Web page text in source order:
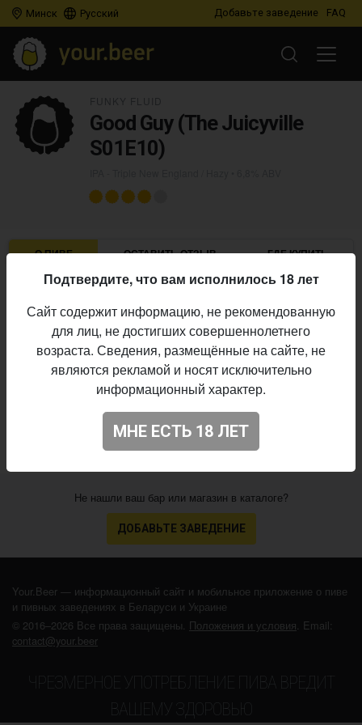
Минск Русский Добавьте заведение FAQ
Good Guy (The Juicyville
S01E10)
О ПИВЕ ОСТАВИТЬ ОТЗЫВ ГДЕ КУПИТЬ
Стиль:
IPA - Triple New England / Hazy
Алкоголь:
6,8%
выпуска:
17.06.2026
4.025
Не нашли ваш бар или магазин в каталоге?
ДОБАВЬТЕ ЗАВЕДЕНИЕ
Your.Beer — информационный сайт и мобильное приложение о пиве
и пивных заведениях в Беларуси и Украине
© 2016–2026 Все права защищены. Положения и условия. Email:
contact@your.beer
ЧРЕЗМЕРНОЕ УПОТРЕБЛЕНИЕ ПИВА ВРЕДИТ
ВАШЕМУ ЗДОРОВЬЮ
Подтвердите, что вам исполнилось 18 лет
Сайт содержит информацию, не рекомендованную
для лиц, не достигших совершеннолетнего
возраста. Сведения, размещённые на сайте, не
являются рекламой и носят исключительно
информационный характер.
МНЕ ЕСТЬ 18 ЛЕТ